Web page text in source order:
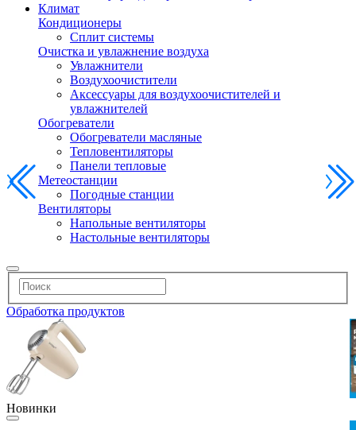
Климат
Кондиционеры
Сплит системы
Очистка и увлажнение воздуха
Увлажнители
Воздухоочистители
Аксессуары для воздухоочистителей и
увлажнителей
Обогреватели
Обогреватели масляные
Тепловентиляторы
Панели тепловые
Метеостанции
Погодные станции
Вентиляторы
Напольные вентиляторы
Настольные вентиляторы
Обработка продуктов
Новинки